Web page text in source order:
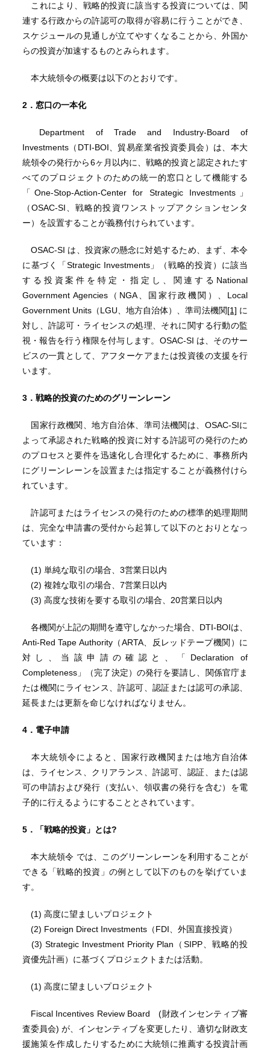
これにより、戦略的投資に該当する投資については、関
連する行政からの許認可の取得が容易に行うことができ、
スケジュールの見通しが立てやすくなることから、外国か
らの投資が加速するものとみられます。
本大統領令の概要は以下のとおりです。
2． 窓口の一本化
Department of Trade and Industry-Board of
Investments（DTI-BOI、貿易産業省投資委員会）は、本大
統領令の発行から6ヶ月以内に、戦略的投資と認定されたす
べてのプロジェクトのための統一的窓口として機能する
「One-Stop-Action-Center for Strategic Investments」
（OSAC-SI、戦略的投資ワンストップアクションセンタ
ー）を設置することが義務付けられています。
OSAC-SI は、投資家の懸念に対処するため、まず、本令
に基づく「Strategic Investments」（戦略的投資）に該当
する投資案件を特定・指定し、関連するNational
Government Agencies（NGA、国家行政機関）、Local
Government Units（LGU、地方自治体）、準司法機関[1] に
対し、許認可・ライセンスの処理、それに関する行動の監
視・報告を行う権限を付与します。OSAC-SI は、そのサー
ビスの一貫として、アフターケアまたは投資後の支援を行
います。
3．戦略的投資のためのグリーンレーン
国家行政機関、地方自治体、準司法機関は、OSAC-SIに
よって承認された戦略的投資に対する許認可の発行のため
のプロセスと要件を迅速化し合理化するために、事務所内
にグリーンレーンを設置または指定することが義務付けら
れています。
許認可またはライセンスの発行のための標準的処理期間
は、完全な申請書の受付から起算して以下のとおりとなっ
ています：
(1) 単純な取引の場合、3営業日以内
(2) 複雑な取引の場合、7営業日以内
(3) 高度な技術を要する取引の場合、20営業日以内
各機関が上記の期間を遵守しなかった場合、DTI-BOIは、
Anti-Red Tape Authority（ARTA、反レッドテープ機関）に
対し、当該申請の確認と、「Declaration of
Completeness」（完了決定）の発行を要請し、関係官庁ま
たは機関にライセンス、許認可、認証または認可の承認、
延長または更新を命じなければなりません。
4．電子申請
本大統領令によると、国家行政機関または地方自治体
は、ライセンス、クリアランス、許認可、認証、または認
可の申請および発行（支払い、領収書の発行を含む）を電
子的に行えるようにすることとされています。
5．「戦略的投資」とは?
本大統領令 では、このグリーンレーンを利用することが
できる「戦略的投資」の例として以下のものを挙げていま
す。
(1) 高度に望ましいプロジェクト
(2) Foreign Direct Investments（FDI、外国直接投資）
(3) Strategic Investment Priority Plan（SIPP、戦略的投
資優先計画）に基づくプロジェクトまたは活動。
(1) 高度に望ましいプロジェクト
Fiscal Incentives Review Board (財政インセンティブ審
査委員会) が、インセンティブを変更したり、適切な財政支
援施策を作成したりするために大統領に推薦する投資計画